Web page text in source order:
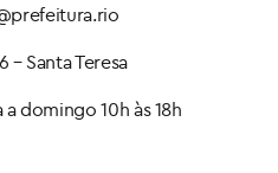
– Santa Teresa
domingo 10h às 18h